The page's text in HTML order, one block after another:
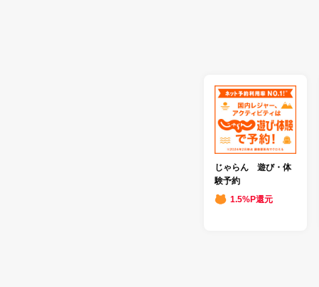
じゃらん 遊び・体
験予約
1.5%P還元